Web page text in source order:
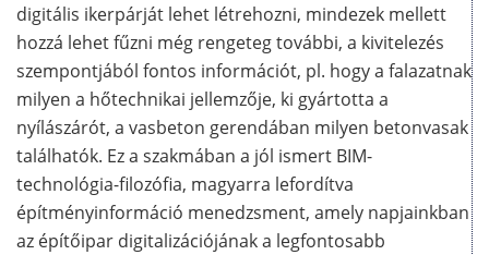
digitális ikerpárját lehet létrehozni, mindezek mellett
hozzá lehet fűzni még rengeteg további, a kivitelezés
szempontjából fontos információt, pl. hogy a falazatnak
milyen a hőtechnikai jellemzője, ki gyártotta a
nyílászárót, a vasbeton gerendában milyen betonvasak
találhatók. Ez a szakmában a jól ismert BIM-
technológia-filozófia, magyarra lefordítva
építményinformáció menedzsment, amely napjainkban
az építőipar digitalizációjának a legfontosabb